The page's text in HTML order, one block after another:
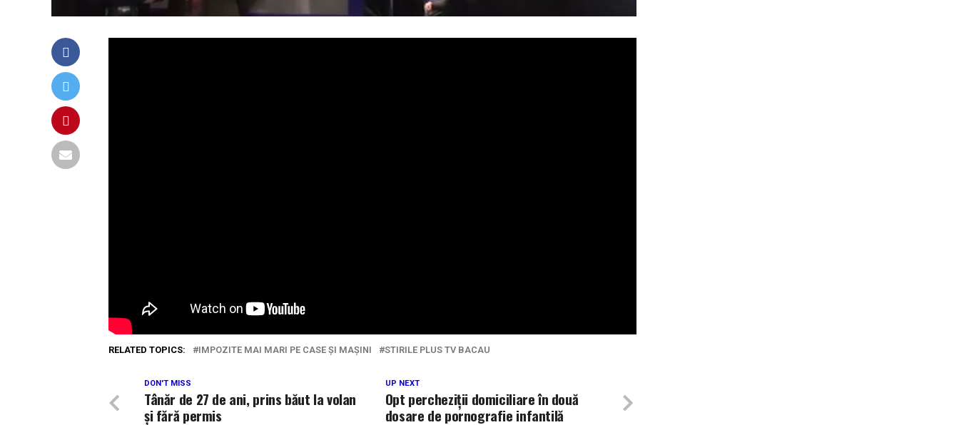
RELATED TOPICS: IMPOZITE MAI MARI PE CASE ȘI MAȘINI STIRILE PLUS TV BACAU
UP NEXT
Opt percheziții domiciliare în două
dosare de pornografie infantilă
DON'T MISS
Tânăr de 27 de ani, prins băut la volan
și fără permis